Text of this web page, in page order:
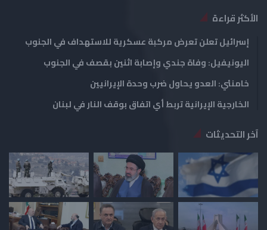
الأكثر قراءة
إسرائيل تعلن تعرض مركبة عسكرية للاستهداف في الجنوب
اليونيفيل: وفاة جندي وإصابة اثنين بقصف في الجنوب
خامنئي: العدو يحاول ضرب وحدة الإيرانيين
الخارجية الإيرانية تربط أي اتفاق بوقف النار في لبنان
آخر التحديثات